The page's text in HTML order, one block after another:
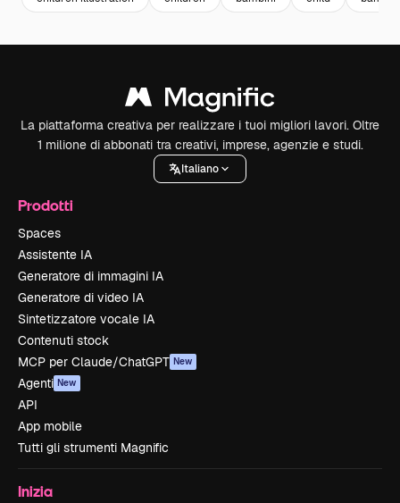
La piattaforma creativa per realizzare i tuoi migliori lavori. Oltre
1 milione di abbonati tra creativi, imprese, agenzie e studi.
Italiano
Prodotti
Spaces
Assistente IA
Generatore di immagini IA
Generatore di video IA
Sintetizzatore vocale IA
Contenuti stock
MCP per Claude/ChatGPT New
Agenti New
API
App mobile
Tutti gli strumenti Magnific
Inizia